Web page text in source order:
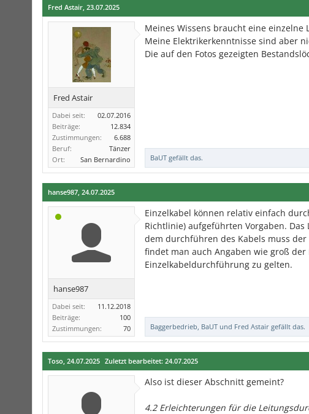
Fred Astair, 23.07.2025
Fred Astair
Dabei seit:
02.07.2016
Beiträge:
12.834
Zustimmungen:
6.688
Beruf:
Tänzer
Ort:
San Bernardino
Meines Wissens braucht eine
Meine Elektrikerkenntnisse sind aber
Die auf den Fotos gezeigten
BaUT gefällt das.
hanse987, 24.07.2025
hanse987
Dabei seit:
11.12.2018
Beiträge:
100
Zustimmungen:
70
Einzelkabel können relativ einfach
Richtlinie) aufgeführten Vorgaben.
dem durchführen des Kabels muss
findet man auch Angaben wie groß
Einzelkabeldurchführung zu gelten.
Baggerbedrieb, BaUT und Fred Astair gefällt das.
Toso, 24.07.2025 Zuletzt bearbeitet: 24.07.2025
Also ist dieser Abschnitt gemeint?
4.2 Erleichterungen für die